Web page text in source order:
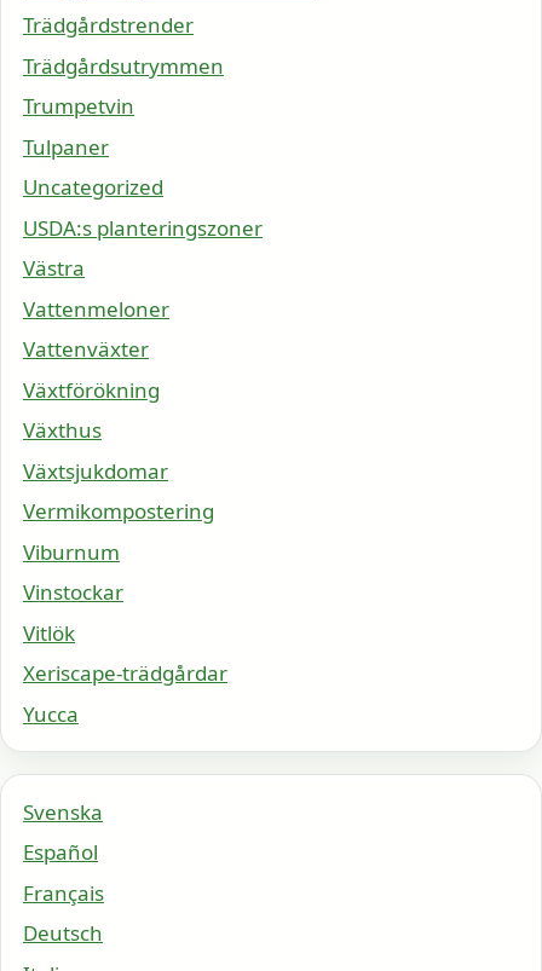
Trädgårdstrender
Trädgårdsutrymmen
Trumpetvin
Tulpaner
Uncategorized
USDA:s planteringszoner
Västra
Vattenmeloner
Vattenväxter
Växtförökning
Växthus
Växtsjukdomar
Vermikompostering
Viburnum
Vinstockar
Vitlök
Xeriscape-trädgårdar
Yucca
Svenska
Español
Français
Deutsch